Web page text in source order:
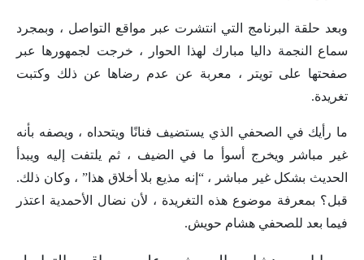
وبعد حلقة البرنامج التي انتشرت عبر مواقع التواصل ، وبمجرد
سماع النجمة داليا مبارك لهذا الحوار ، خرجت لجمهورها عبر
صفحتها على تويتر ، معربة عن عدم رضاها عن ذلك وكتبت
تغريدة.
ما رأيك في الصحفي الذي يستضيف فنانًا ويتحداه ، ويصفه بأنه
غير مباشر ويخرج أسوأ ما في الضيف ، ثم يلتفت إليه ويبدأ
الحديث بشكل غير مباشر ، “إنه مذيع بلا أخلاق هذا” ، وكان ذلك.
قبل؟ بمعرفة موضوع هذه التغريدة ، لأن نضال الأحمدية اعتذر
فيما بعد للصحفي هشام حويش.